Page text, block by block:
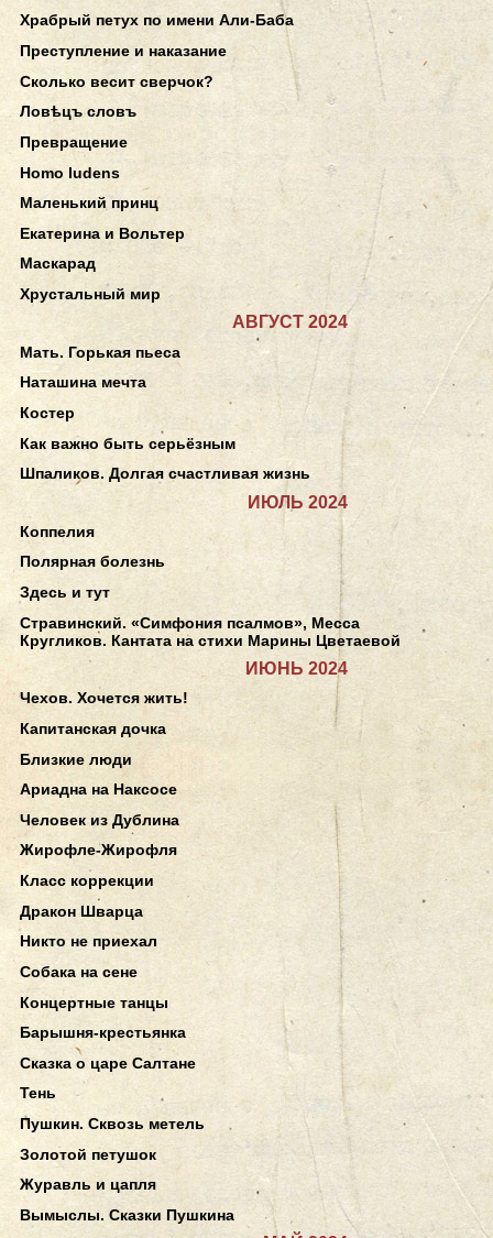
Храбрый петух по имени Али-Баба
Преступление и наказание
Сколько весит сверчок?
Ловѣцъ словъ
Превращение
Homo ludens
Маленький принц
Екатерина и Вольтер
Маскарад
Хрустальный мир
АВГУСТ 2024
Мать. Горькая пьеса
Наташина мечта
Костер
Как важно быть серьёзным
Шпаликов. Долгая счастливая жизнь
ИЮЛЬ 2024
Коппелия
Полярная болезнь
Здесь и тут
Стравинский. «Симфония псалмов», Месса
Кругликов. Кантата на стихи Марины Цветаевой
ИЮНЬ 2024
Чехов. Хочется жить!
Капитанская дочка
Близкие люди
Ариадна на Наксосе
Человек из Дублина
Жирофле-Жирофля
Класс коррекции
Дракон Шварца
Никто не приехал
Собака на сене
Концертные танцы
Барышня-крестьянка
Сказка о царе Салтане
Тень
Пушкин. Сквозь метель
Золотой петушок
Журавль и цапля
Вымыслы. Сказки Пушкина